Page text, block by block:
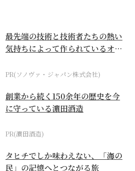
最先端の技術と技術者たちの熱い
気持ちによって作られているオー
PR(ソノヴァ・ジャパン株式会社)
創業から続く150余年の歴史を今
に守っている濵田酒造
PR(濵田酒造)
タヒチでしか味わえない、「海の
民」の記憶へとつながる旅